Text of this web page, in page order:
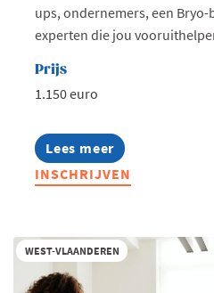
ups, ondernemers, een Bryo-
experten die jou
Prijs
1.150 euro
Lees meer
about
Bryo
StartUp
-
najaar
2026
INSCHRIJVEN
WEST-VLAANDEREN